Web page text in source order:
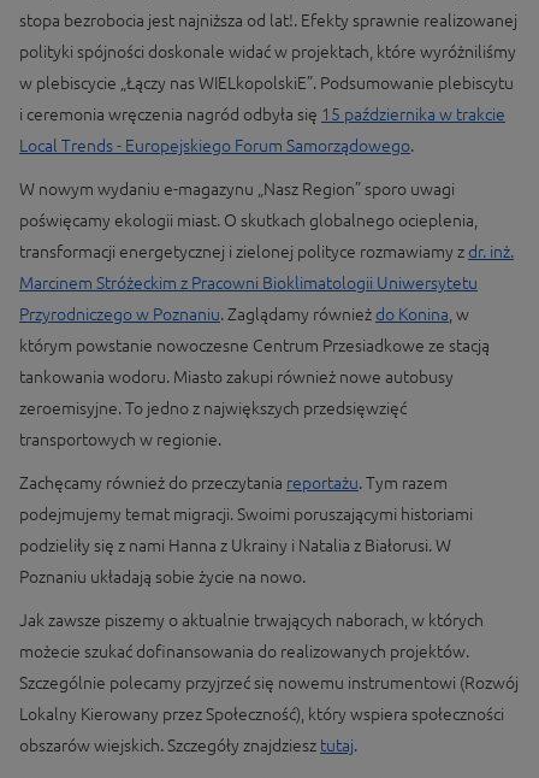
stopa bezrobocia jest najniższa od lat!. Efekty sprawnie realizowanej
polityki spójności doskonale widać w projektach, które wyróżniliśmy
w plebiscycie „Łączy nas WIELkopolskiE”. Podsumowanie plebiscytu
i ceremonia wręczenia nagród odbyła się 15 października w trakcie
Local Trends - Europejskiego Forum Samorządowego.
W nowym wydaniu e-magazynu „Nasz Region” sporo uwagi
poświęcamy ekologii miast. O skutkach globalnego ocieplenia,
transformacji energetycznej i zielonej polityce rozmawiamy z dr. inż.
Marcinem Stróżeckim z Pracowni Bioklimatologii Uniwersytetu
Przyrodniczego w Poznaniu. Zaglądamy również do Konina , w
którym powstanie nowoczesne Centrum Przesiadkowe ze stacją
tankowania wodoru. Miasto zakupi również nowe autobusy
zeroemisyjne. To jedno z największych przedsięwzięć
transportowych w regionie.
Zachęcamy również do przeczytania reportażu. Tym razem
podejmujemy temat migracji. Swoimi poruszającymi historiami
podzieliły się z nami Hanna z Ukrainy i Natalia z Białorusi. W
Poznaniu układają sobie życie na nowo.
Jak zawsze piszemy o aktualnie trwających naborach, w których
możecie szukać dofinansowania do realizowanych projektów.
Szczególnie polecamy przyjrzeć się nowemu instrumentowi (Rozwój
Lokalny Kierowany przez Społeczność), który wspiera społeczności
obszarów wiejskich. Szczegóły znajdziesz tutaj.